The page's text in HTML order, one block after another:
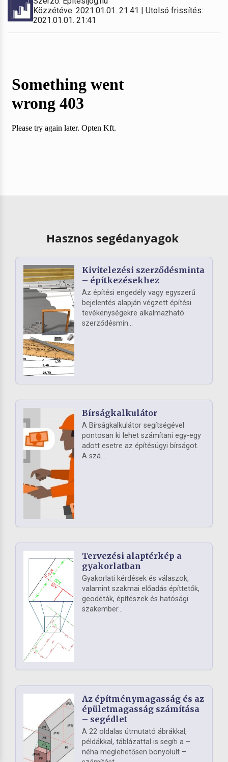
Közzétéve: 2021.01.01. 21:41 | Utolsó frissítés:
2021.01.01. 21:41
Hasznos segédanyagok
Kivitelezési szerződésminta
– építkezésekhez
Az építési engedély vagy egyszerű
bejelentés alapján végzett építési
tevékenységekre alkalmazható
szerződésmin...
Bírságkalkulátor
A Bírságkalkulátor segítségével
pontosan ki lehet számítani egy-egy
adott esetre az építésügyi bírságot.
A szá...
Tervezési alaptérkép a
gyakorlatban
Gyakorlati kérdések és válaszok,
valamint szakmai előadás építtetők,
geodéták, építészek és hatósági
szakember...
Az építménymagasság és az
épületmagasság számítása
– segédlet
A 22 oldalas útmutató ábrákkal,
példákkal, táblázattal is segíti a –
néha meglehetősen bonyolult –